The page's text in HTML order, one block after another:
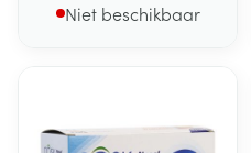
Niet beschikbaar